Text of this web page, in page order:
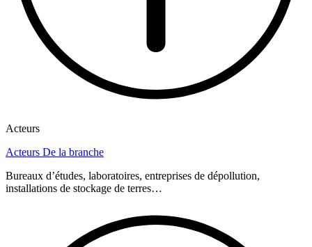
Acteurs
Acteurs De la branche
Bureaux d’études, laboratoires, entreprises de dépollution,
installations de stockage de terres…